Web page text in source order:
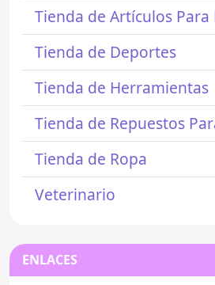
Tienda de Artículos Para
Tienda de Deportes
Tienda de Herramientas
Tienda de Repuestos
Tienda de Ropa
Veterinario
ENLACES